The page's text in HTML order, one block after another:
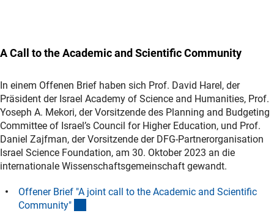
A Call to the Academic and Scientific Community
In einem Offenen Brief haben sich Prof. David Harel, der
Präsident der Israel Academy of Science and Humanities, Prof.
Yoseph A. Mekori, der Vorsitzende des Planning and Budgeting
Committee of Israel’s Council for Higher Education, und Prof.
Daniel Zajfman, der Vorsitzende der DFG-Partnerorganisation
Israel Science Foundation, am 30. Oktober 2023 an die
internationale Wissenschaftsgemeinschaft gewandt.
Offener Brief "A joint call to the Academic and Scientific
Community"